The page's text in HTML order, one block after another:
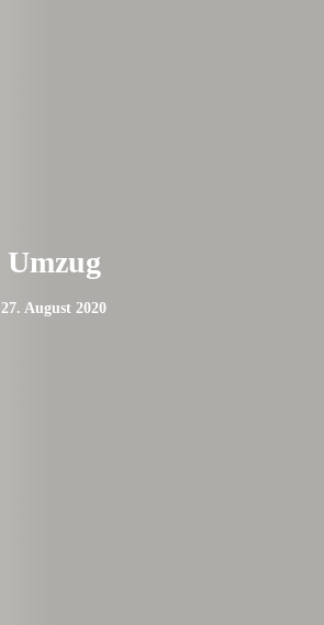
Umzug
27. August 2020